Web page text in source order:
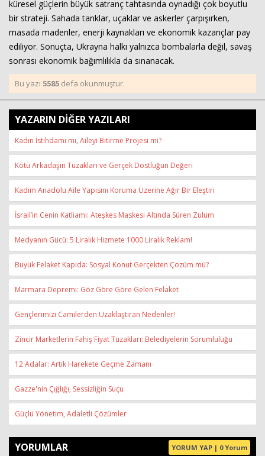
küresel güçlerin büyük satranç tahtasında oynadığı çok boyutlu
bir strateji. Sahada tanklar, uçaklar ve askerler çarpışırken,
masada madenler, enerji kaynakları ve ekonomik kazançlar pay
ediliyor. Sonuçta, Ukrayna halkı yalnızca bombalarla değil, savaş
sonrası ekonomik bağımlılıkla da sınanacak.
Bu yazı 5585 defa okunmuştur.
YAZARIN DİĞER YAZILARI
Kadın İstihdamı mı, Aileyi Bitirme Projesi mi?
Kötü Arkadaşın Tuzakları ve Gerçek Dostluğun Değeri
Kadim Anadolu Aile Yapısını Koruma Üzerine Ağır Bir Eleştiri
İsrail’in Cenin Katliamı: Ateşkes Maskesi Altında Süren Zulüm
Medyanın Gücü: 5 Liralık Hizmete 1000 Liralık Reklam!
Büyük Felaket Kapıda: Sosyal Konut Gerçekten Çözüm mü?
Marmara Depremi: Göz Göre Göre Gelen Felaket
Gençlerimizi Camilerden Uzaklaştıran Nedenler!
Zincir Marketlerin Fahiş Fiyat Tuzakları: Belediyelerin Sorumluluğu
12 Adalar: Artık Harekete Geçme Zamanı
Gazze'nin Çığlığı, Sessizliğin Suçu
Güçlü Yönetim, Adaletli Çözümler
YORUMLAR YORUM YAP | 0 Yorum